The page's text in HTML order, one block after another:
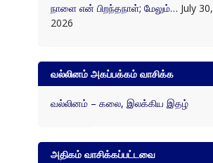
நாளை என் பிறந்தநாள்; மேலும்… July 30,
2026
வல்லினம் அகப்பக்கம் வாசிக்க
வல்லினம் – கலை, இலக்கிய இதழ்
அதிகம் வாசிக்கப்பட்டவை